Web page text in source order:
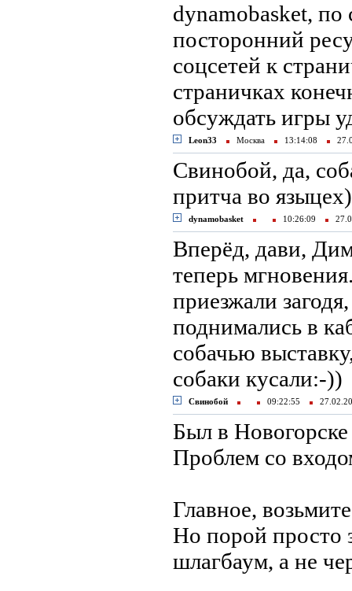
dynamobasket,
посторонний
соцсетей к
страничках
обсуждать игры
Leon33 Москва 13:14:08
Свинобой, да,
притча во
dynamobasket 10:26:09
Вперёд, дави,
теперь
приезжали
поднимались в
собачью
собаки кусали:-))
Свинобой 09:22:55
Был в
Проблем со
Главное,
Но порой просто
шлагбаум, а не